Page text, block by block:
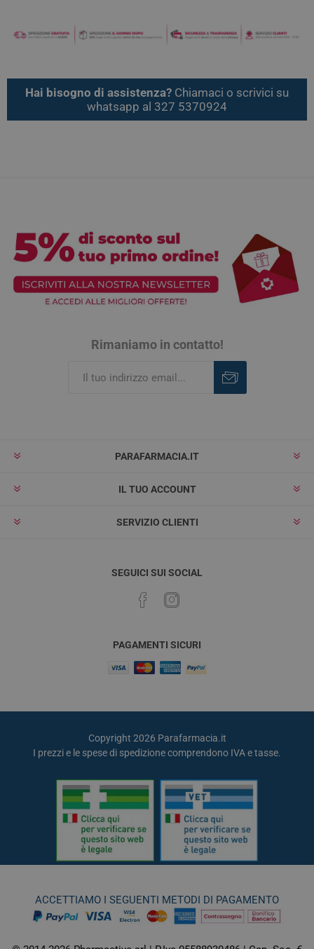
Hai bisogno di assistenza? Chiamaci o scrivici su
whatsapp al 327 5370924
Rimaniamo in contatto!
PARAFARMACIA.IT
IL TUO ACCOUNT
SERVIZIO CLIENTI
SEGUICI SUI SOCIAL
PAGAMENTI SICURI
Copyright 2026 Parafarmacia.it
I prezzi e le spese di spedizione comprendono IVA e tasse.
ACCETTIAMO I SEGUENTI METODI DI PAGAMENTO